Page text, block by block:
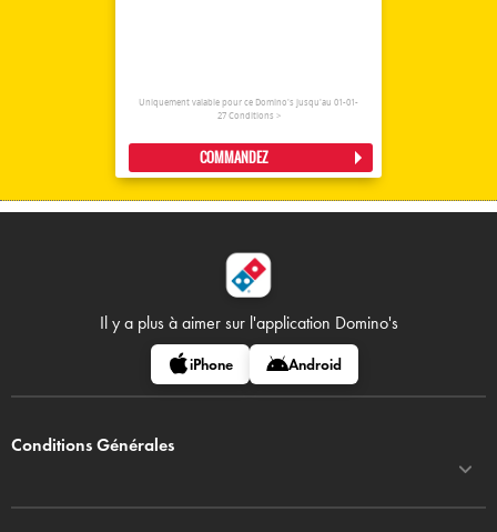
Uniquement valable pour ce Domino's jusqu'au 01-01-
27 Conditions >
COMMANDEZ
Il y a plus à aimer sur l'application Domino's
iPhone Android
Conditions Générales